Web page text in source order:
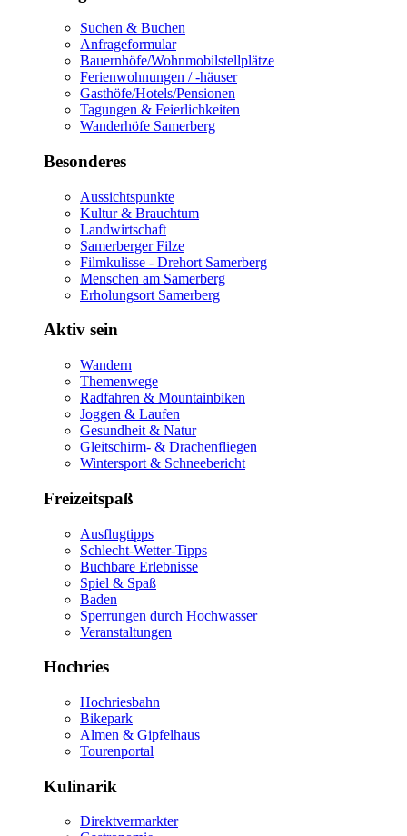
Suchen & Buchen
Anfrageformular
Bauernhöfe/Wohnmobilstellplätze
Ferienwohnungen / -häuser
Gasthöfe/Hotels/Pensionen
Tagungen & Feierlichkeiten
Wanderhöfe Samerberg
Besonderes
Aussichtspunkte
Kultur & Brauchtum
Landwirtschaft
Samerberger Filze
Filmkulisse - Drehort Samerberg
Menschen am Samerberg
Erholungsort Samerberg
Aktiv sein
Wandern
Themenwege
Radfahren & Mountainbiken
Joggen & Laufen
Gesundheit & Natur
Gleitschirm- & Drachenfliegen
Wintersport & Schneebericht
Freizeitspaß
Ausflugtipps
Schlecht-Wetter-Tipps
Buchbare Erlebnisse
Spiel & Spaß
Baden
Sperrungen durch Hochwasser
Veranstaltungen
Hochries
Hochriesbahn
Bikepark
Almen & Gipfelhaus
Tourenportal
Kulinarik
Direktvermarkter